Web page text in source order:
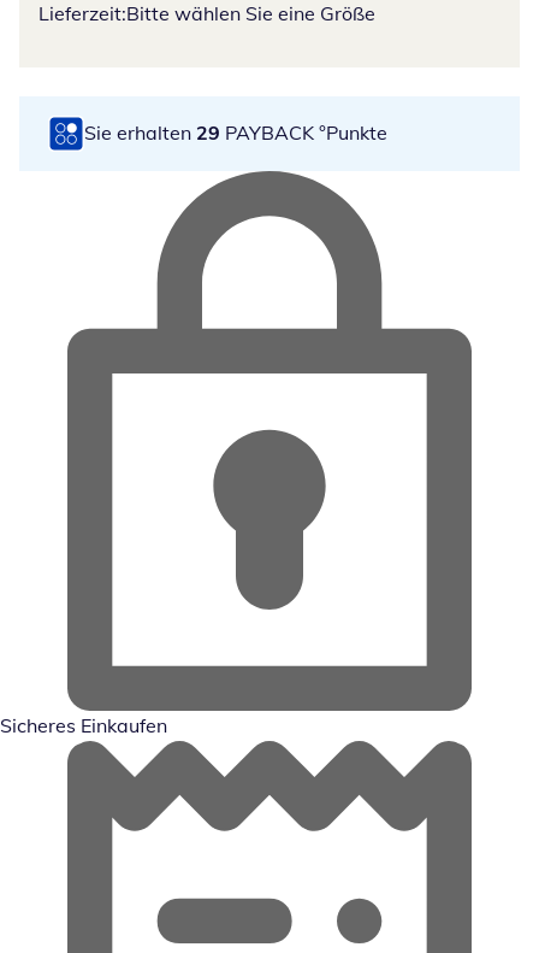
Lieferzeit:Bitte wählen Sie eine Größe
Sie erhalten 29 PAYBACK °Punkte
Sicheres Einkaufen